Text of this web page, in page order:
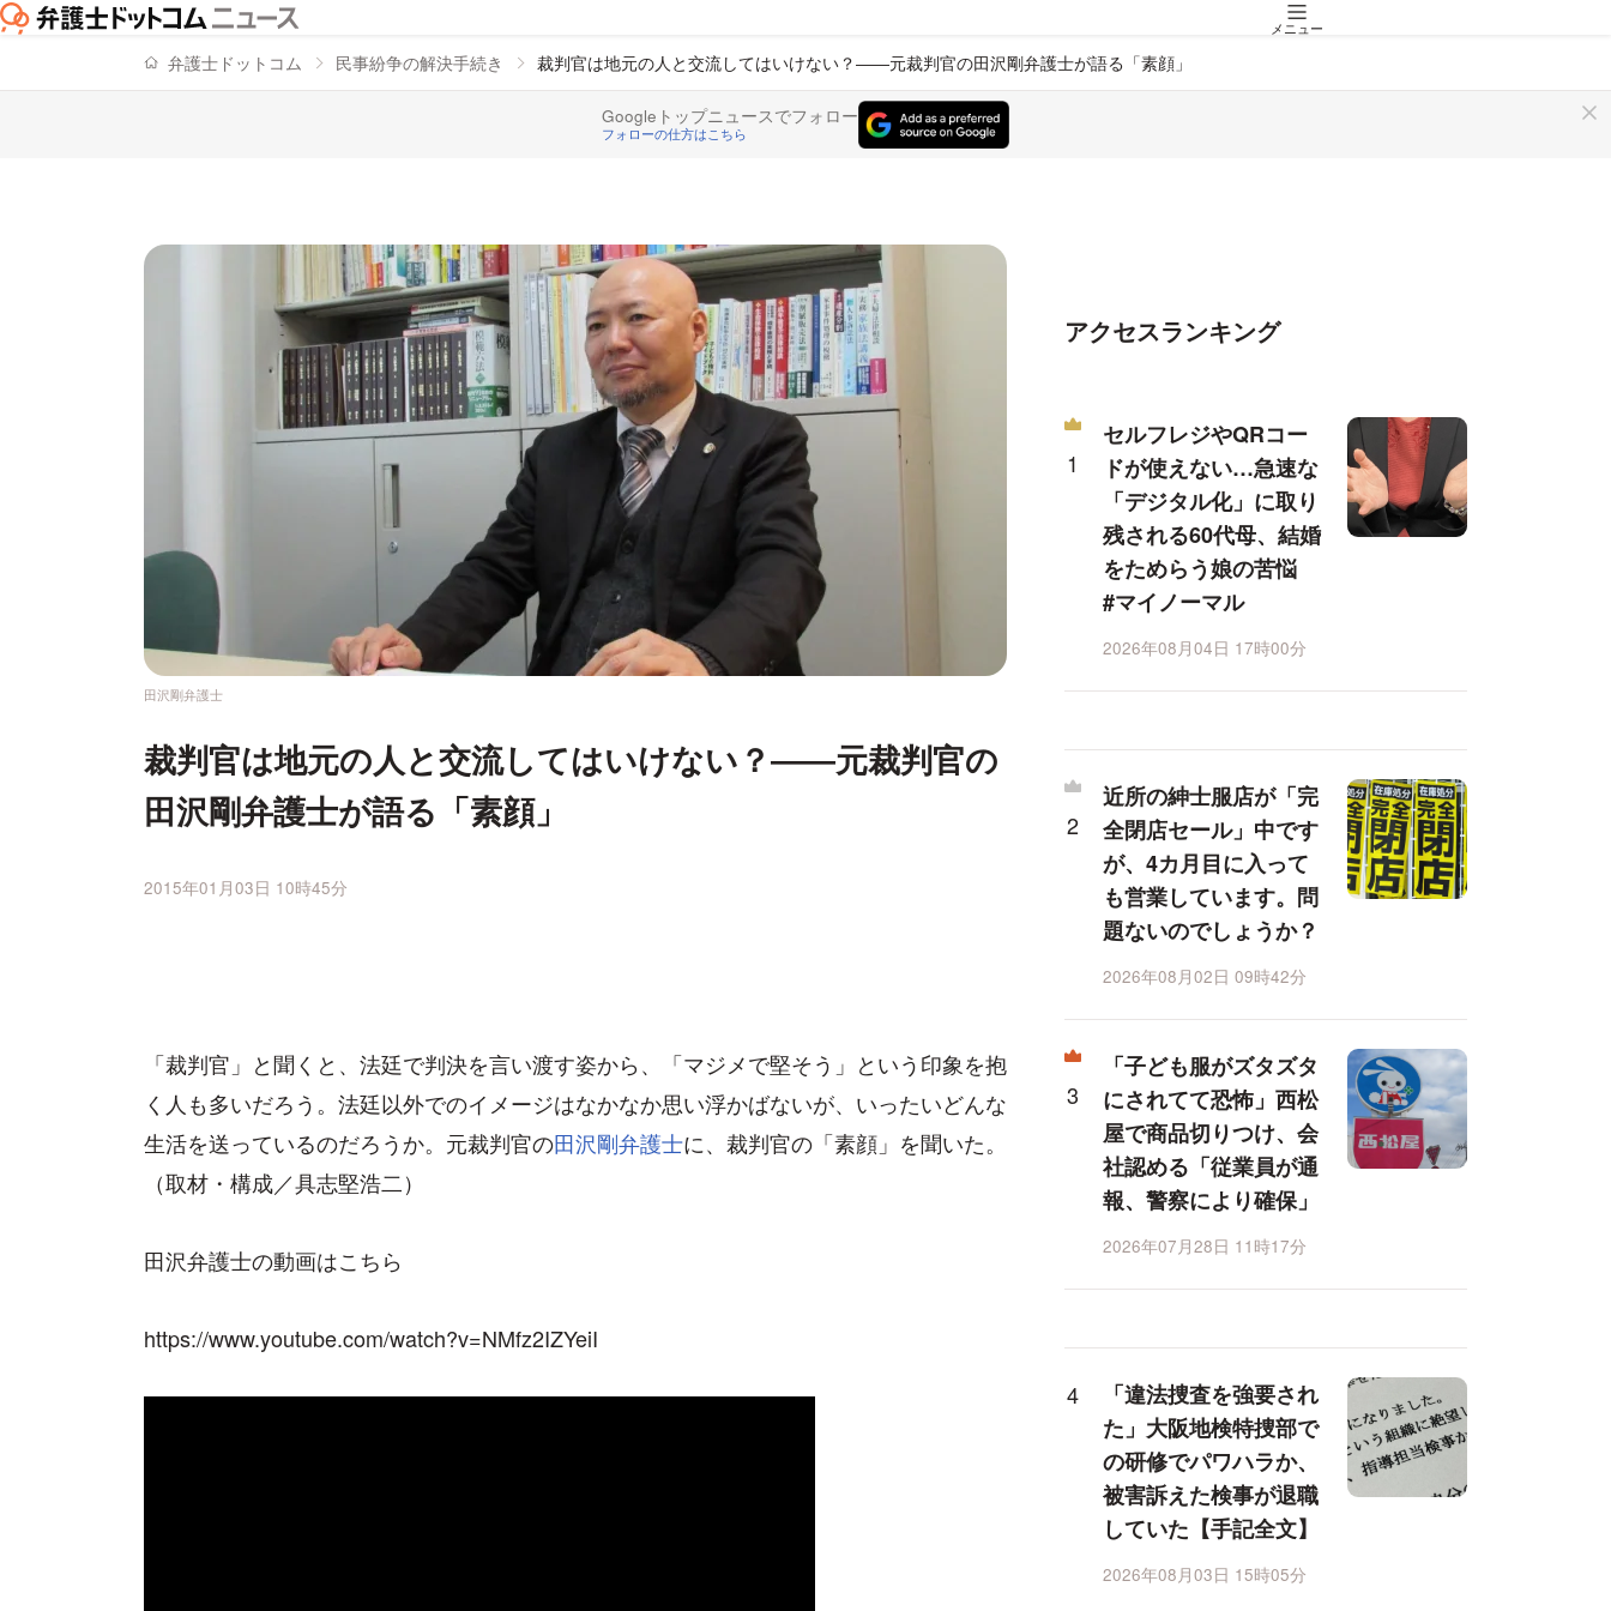
メニュー
弁護士ドットコム 民事紛争の解決手続き 裁判官は地元の人と交流してはいけない？――元裁判官の田沢剛弁護士が語る「素顔」
Googleトップニュースでフォロー
フォローの仕方はこちら
田沢剛弁護士
裁判官は地元の人と交流してはいけない？――元裁判官の
田沢剛弁護士が語る「素顔」
2015年01月03日 10時45分
「裁判官」と聞くと、法廷で判決を言い渡す姿から、「マジメで堅そう」という印象を抱
く人も多いだろう。法廷以外でのイメージはなかなか思い浮かばないが、いったいどんな
生活を送っているのだろうか。元裁判官の田沢剛弁護士に、裁判官の「素顔」を聞いた。
（取材・構成／具志堅浩二）
田沢弁護士の動画はこちら
https://www.youtube.com/watch?v=NMfz2IZYeiI
アクセスランキング
セルフレジやQRコー
ドが使えない…急速な
「デジタル化」に取り
残される60代母、結婚
をためらう娘の苦悩
#マイノーマル
2026年08月04日 17時00分
近所の紳士服店が「完
全閉店セール」中です
が、4カ月目に入って
も営業しています。問
題ないのでしょうか？
2026年08月02日 09時42分
「子ども服がズタズタ
にされてて恐怖」西松
屋で商品切りつけ、会
社認める「従業員が通
報、警察により確保」
2026年07月28日 11時17分
「違法捜査を強要され
た」大阪地検特捜部で
の研修でパワハラか、
被害訴えた検事が退職
していた【手記全文】
2026年08月03日 15時05分